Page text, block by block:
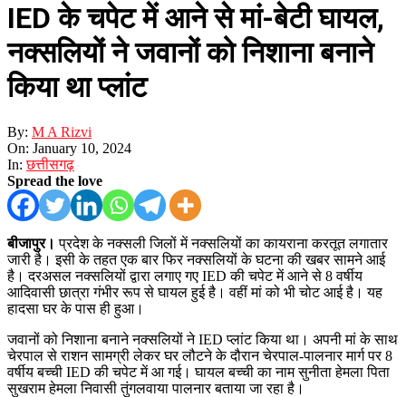
IED के चपेट में आने से मां-बेटी घायल,
नक्सलियों ने जवानों को निशाना बनाने
किया था प्लांट
By: M A Rizvi
On: January 10, 2024
In: छत्तीसगढ़
Spread the love
बीजापुर। प्रदेश के नक्सली जिलों में नक्सलियों का कायराना करतूत लगातार
जारी है। इसी के तहत एक बार फिर नक्सलियों के घटना की खबर सामने आई
है। दरअसल नक्सलियों द्वारा लगाए गए IED की चपेट में आने से 8 वर्षीय
आदिवासी छात्रा गंभीर रूप से घायल हुई है। वहीं मां को भी चोट आई है। यह
हादसा घर के पास ही हुआ।
जवानों को निशाना बनाने नक्सलियों ने IED प्लांट किया था। अपनी मां के साथ
चेरपाल से राशन सामग्री लेकर घर लौटने के दौरान चेरपाल-पालनार मार्ग पर 8
वर्षीय बच्ची IED की चपेट में आ गई। घायल बच्ची का नाम सुनीता हेमला पिता
सुखराम हेमला निवासी तुंगलवाया पालनार बताया जा रहा है।